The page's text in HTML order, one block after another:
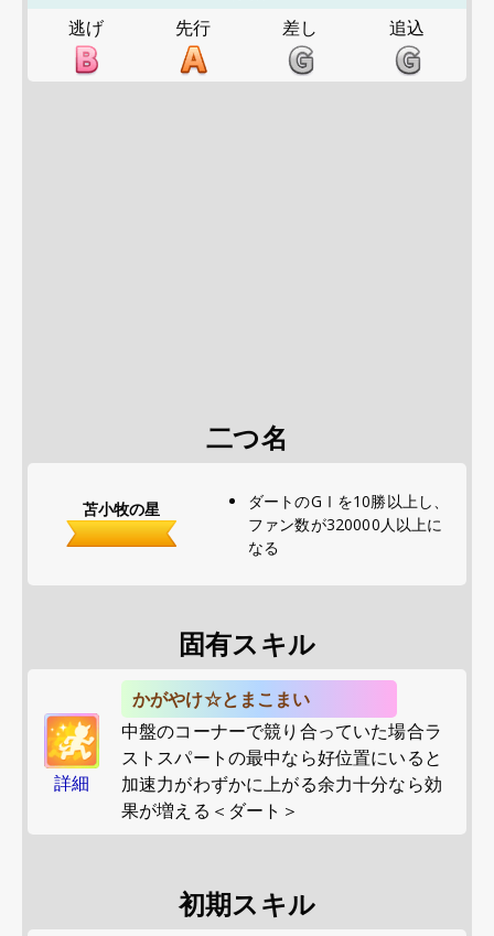
逃げ
先行 差し 追込
二つ名
苫小牧の星
ダートのGⅠを10勝以上し、
ファン数が320000人以上に
なる
固有スキル
詳細
かがやけ☆とまこまい
中盤のコーナーで競り合っていた場合ラ
ストスパートの最中なら好位置にいると
加速力がわずかに上がる余力十分なら効
果が増える＜ダート＞
初期スキル